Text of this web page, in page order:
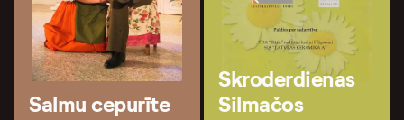
Salmu cepurīte
Skroderdienas
Silmačos